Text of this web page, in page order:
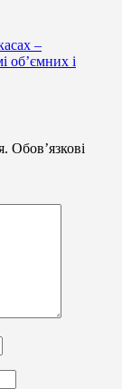
–
об’ємних і
Обов’язкові